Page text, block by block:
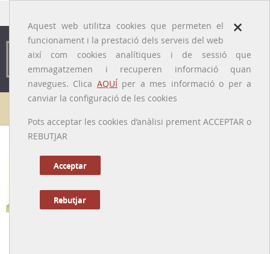
×
Aquest web utilitza cookies que permeten el
funcionament i la prestació dels serveis del web
així com cookies analítiques i de sessió que
emmagatzemen i recuperen informació quan
navegues. Clica AQUÍper a mes informació o per a
canviar la configuració de les cookies
Pots acceptar les cookies d’anàlisi prement ACCEPTAR o
REBUTJAR
Acceptar
Rebutjar
Galeria de metges